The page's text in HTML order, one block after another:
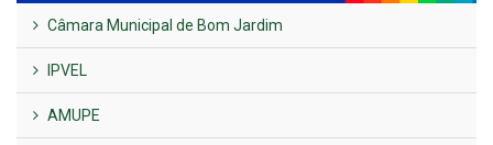
Câmara Municipal de Bom Jardim
IPVEL
AMUPE